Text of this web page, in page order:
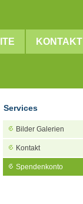
KONTAKT
Services
Bilder Galerien
Kontakt
Spendenkonto